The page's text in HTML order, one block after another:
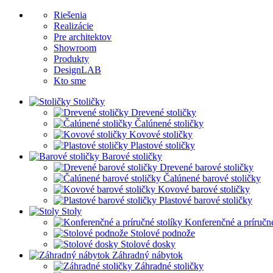
Riešenia
Realizácie
Pre architektov
Showroom
Produkty
DesignLAB
Kto sme
Stoličky
Drevené stoličky
Čalúnené stoličky
Kovové stoličky
Plastové stoličky
Barové stoličky
Drevené barové stoličky
Čalúnené barové stoličky
Kovové barové stoličky
Plastové barové stoličky
Stoly
Konferenčné a
Stolové podnože
Stolové dosky
Záhradný nábytok
Záhradné stoličky